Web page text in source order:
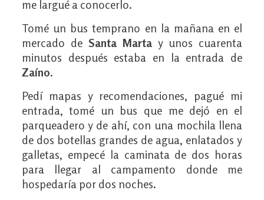
me largué a conocerlo.
Tomé un bus temprano en la mañana en el
mercado de Santa Marta y unos cuarenta
minutos después estaba en la entrada de
Zaíno.
Pedí mapas y recomendaciones, pagué mi
entrada, tomé un bus que me dejó en el
parqueadero y de ahí, con una mochila llena
de dos botellas grandes de agua, enlatados y
galletas, empecé la caminata de dos horas
para llegar al campamento donde me
hospedaría por dos noches.